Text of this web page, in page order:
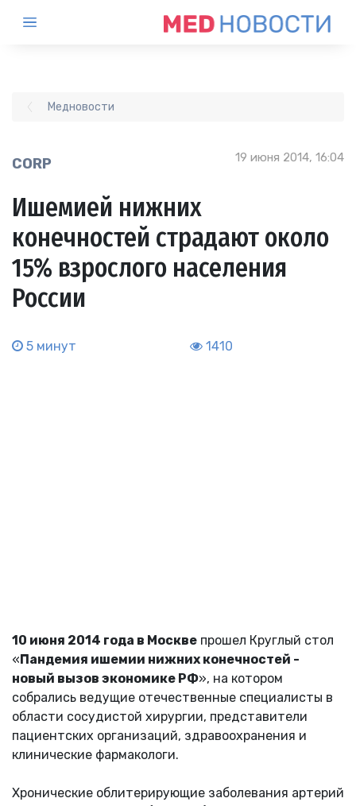
Медновости
CORP 19 июня 2014, 16:04
Ишемией нижних
конечностей страдают около
15% взрослого населения
России
5 минут 1410
10 июня 2014 года в Москве прошел Круглый стол
« Пандемия ишемии нижних конечностей -
новый вызов экономике РФ», на котором
собрались ведущие отечественные специалисты в
области сосудистой хирургии, представители
пациентских организаций, здравоохранения и
клинические фармакологи.
Хронические облитерирующие заболевания артерий